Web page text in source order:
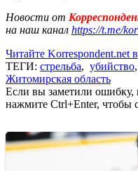
Новости от
на наш канал https://t.me/
Читайте Korrespondent.net
ТЕГИ: стрельба, убийство,
Житомирская область
Если вы заметили ошибку,
нажмите Ctrl+Enter, чтобы